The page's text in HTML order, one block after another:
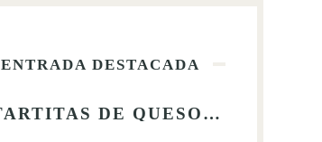
ENTRADA DESTACADA
TARTITAS DE QUESO CON CEREZAS 🍒